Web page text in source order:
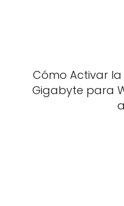
Cómo Activar la
Gigabyte para